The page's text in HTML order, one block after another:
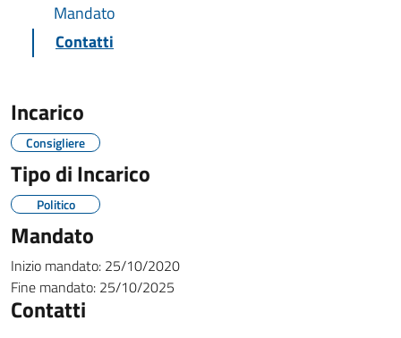
Mandato
Contatti
Incarico
Consigliere
Tipo di Incarico
Politico
Mandato
Inizio mandato: 25/10/2020
Fine mandato: 25/10/2025
Contatti